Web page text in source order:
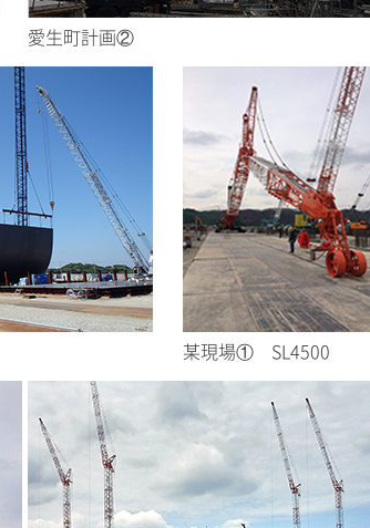
愛生町計画②
某現場① SL4500